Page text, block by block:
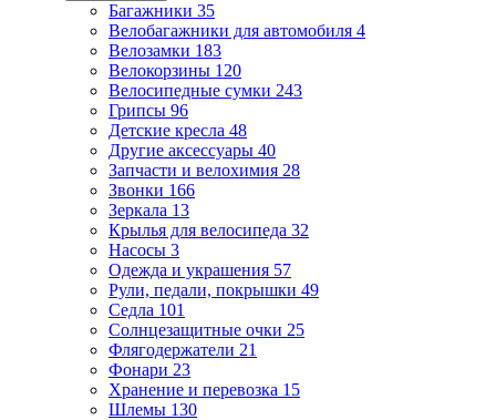
Багажники 35
Велобагажники для автомобиля 4
Велозамки 183
Велокорзины 120
Велосипедные сумки 243
Грипсы 96
Детские кресла 48
Другие аксессуары 40
Запчасти и велохимия 28
Звонки 166
Зеркала 13
Крылья для велосипеда 32
Насосы 3
Одежда и украшения 57
Рули, педали, покрышки 49
Седла 101
Солнцезащитные очки 25
Флягодержатели 21
Фонари 23
Хранение и перевозка 15
Шлемы 130